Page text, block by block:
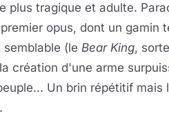
plus tragique et adulte.
opus, dont un gamin
(le Bear King,
création d'une arme
Un brin répétitif